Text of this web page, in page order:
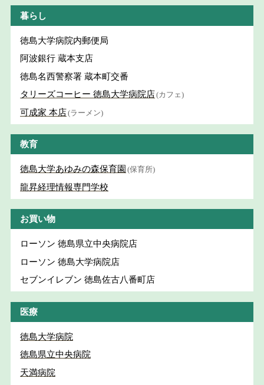
暮らし
徳島大学病院内郵便局
阿波銀行 蔵本支店
徳島名西警察署 蔵本町交番
タリーズコーヒー 徳島大学病院店(カフェ)
可成家 本店(ラーメン)
教育
徳島大学あゆみの森保育園 (保育所)
龍昇経理情報専門学校
お買い物
ローソン 徳島県立中央病院店
ローソン 徳島大学病院店
セブンイレブン 徳島佐古八番町店
医療
徳島大学病院
徳島県立中央病院
天満病院